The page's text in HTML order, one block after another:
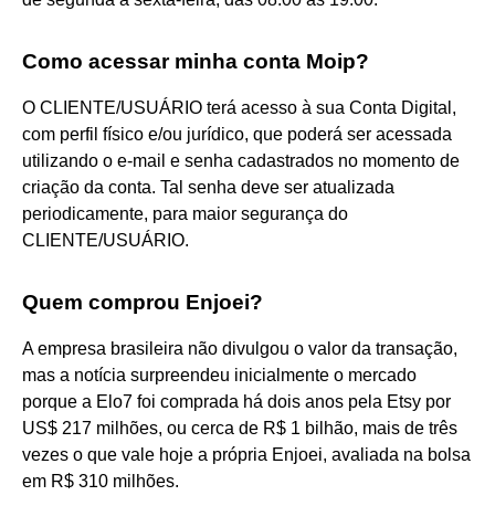
Como acessar minha conta Moip?
O CLIENTE/USUÁRIO terá acesso à sua Conta Digital,
com perfil físico e/ou jurídico, que poderá ser acessada
utilizando o e-mail e senha cadastrados no momento de
criação da conta. Tal senha deve ser atualizada
periodicamente, para maior segurança do
CLIENTE/USUÁRIO.
Quem comprou Enjoei?
A empresa brasileira não divulgou o valor da transação,
mas a notícia surpreendeu inicialmente o mercado
porque a Elo7 foi comprada há dois anos pela Etsy por
US$ 217 milhões, ou cerca de R$ 1 bilhão, mais de três
vezes o que vale hoje a própria Enjoei, avaliada na bolsa
em R$ 310 milhões.